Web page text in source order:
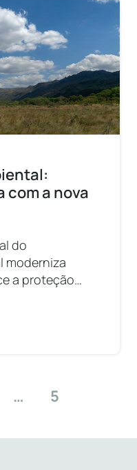
com a nova
do
moderniza
a proteção
… 5